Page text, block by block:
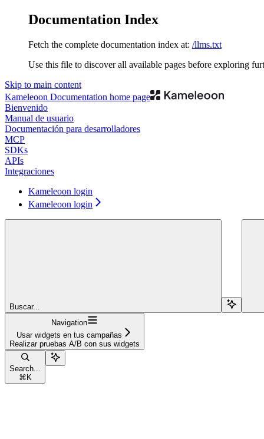
Documentation Index
Fetch the complete documentation index at: /llms.txt
Use this file to discover all available pages before exploring
Skip to main content
Kameleoon Documentation home page
Bienvenido
Manual de usuario
Documentación para desarrolladores
MCP
SDKs
APIs
Integraciones
Kameleoon login
Kameleoon login
Buscar...
Navigation
Usar widgets en tus campañas
Realizar pruebas A/B con sus widgets
Search...
⌘ K